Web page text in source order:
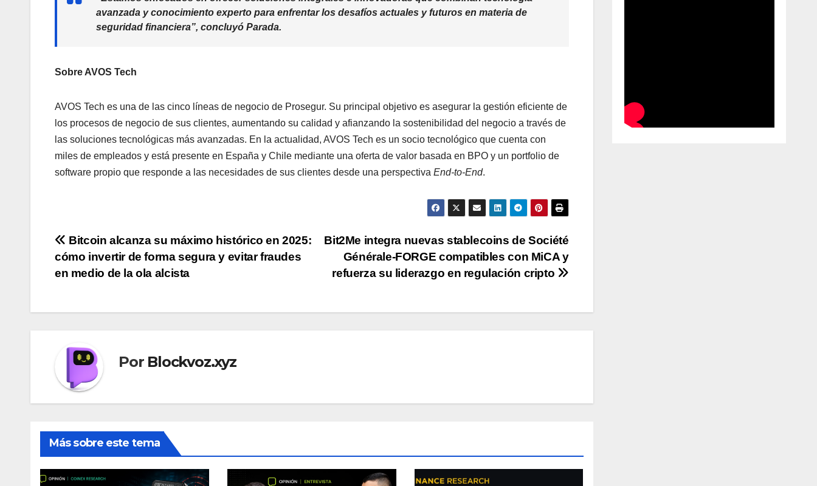
avanzada y conocimiento experto para enfrentar los desafíos actuales y futuros en materia de
seguridad financiera”, concluyó Parada.
Sobre AVOS Tech
AVOS Tech es una de las cinco líneas de negocio de Prosegur. Su principal objetivo es asegurar la gestión eficiente de
los procesos de negocio de sus clientes, aumentando su calidad y afianzando la sostenibilidad del negocio a través de
las soluciones tecnológicas más avanzadas. En la actualidad, AVOS Tech es un socio tecnológico que cuenta con
miles de empleados y está presente en España y Chile mediante una oferta de valor basada en BPO y un portfolio de
software propio que responde a las necesidades de sus clientes desde una perspectiva End-to-End.
Navegación
de
Bit2Me integra nuevas stablecoins de Société
Générale-FORGE compatibles con MiCA y
refuerza su liderazgo en regulación cripto
Bitcoin alcanza su máximo histórico en 2025:
cómo invertir de forma segura y evitar fraudes
en medio de la ola alcista
Por Blockvoz.xyz
Más sobre este tema